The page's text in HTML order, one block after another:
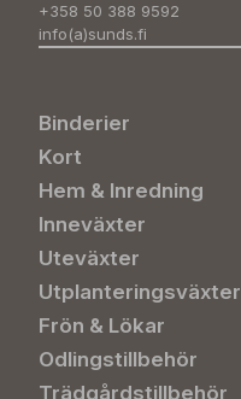
+358 50 388 9592
info(a)sunds.fi
Binderier
Kort
Hem & Inredning
Inneväxter
Uteväxter
Utplanteringsväxter
Frön & Lökar
Odlingstillbehör
Trädgårdstillbehör